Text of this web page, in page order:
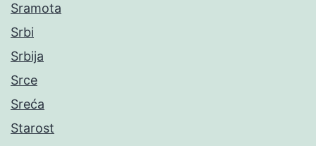
Sramota
Srbi
Srbija
Srce
Sreća
Starost